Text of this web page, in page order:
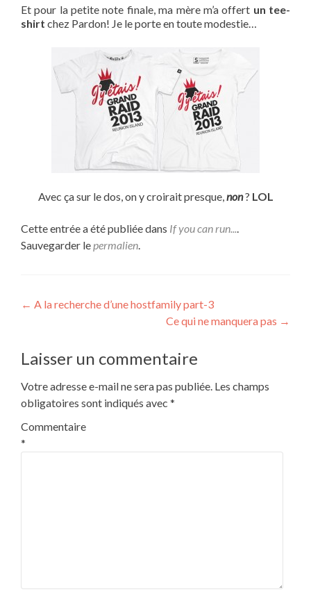
Et pour la petite note finale, ma mère m’a offert un tee-
shirt chez Pardon! Je le porte en toute modestie…
Avec ça sur le dos, on y croirait presque,non? LOL
Cette entrée a été publiée dans If you can run....
Sauvegarder lepermalien.
Navigation
l’article
← A la recherche d’une hostfamily part-3
Ce qui ne manquera pas →
Laisser un commentaire
Votre adresse e-mail ne sera pas publiée. Les champs
obligatoires sont indiqués avec *
Commentaire
*